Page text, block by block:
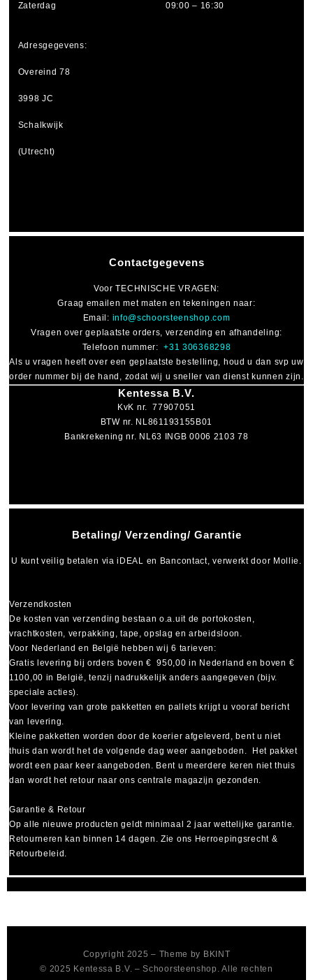
Betaling/ Verzending/ Garantie
U kunt veilig betalen viaiDEAL en Bancontact, verwerkt door Mollie.
Verzendkosten
De kosten van verzending bestaan o.a.uit de portokosten,
vrachtkosten, verpakking, tape, opslag en arbeidsloon.
Voor Nederland en België hebben wij 6 tarieven:
Gratis levering bij orders boven € 950,00 in Nederland en boven €
1100,00 in België, tenzij nadrukkelijk anders aangegeven (bijv.
speciale acties).
Voor levering van grote pakketten en pallets krijgt u vooraf bericht
van levering.
Kleine pakketten worden door de koerier afgeleverd, bent u niet
thuis dan wordt het de volgende dag weer aangeboden. Het pakket
wordt een paar keer aangeboden. Bent u meerdere keren niet thuis
dan wordt het retour naar ons centrale magazijn gezonden.
Garantie & Retour
Op alle nieuwe producten geldt minimaal2 jaar wettelijke garantie.
Retourneren kan binnen 14 dagen. Zie ons Herroepingsrecht &
Retourbeleid.
Contactgegevens
VoorTECHNISCHE VRAGEN :
Graag emailen met maten en tekeningen naar:
Email: info@schoorsteenshop.com
Vragen over geplaatste orders, verzending en afhandeling:
Telefoon nummer:+31 306368298
Als u vragen heeft over een geplaatste bestelling, houd u dan svp uw
order nummer bij de hand, zodat wij u sneller van dienst kunnen zijn.
Kentessa B.V.
KvK nr. 77907051
BTW nr. NL861193155B01
Bankrekening nr. NL63 INGB 0006 2103 78
Zaterdag 09:00 – 16:30
Adresgegevens:
Overeind 78
3998 JC
Schalkwijk
(Utrecht)
Copyright 2025 – Theme by BKINT
© 2025 Kentessa B.V. – Schoorsteenshop. Alle rechten